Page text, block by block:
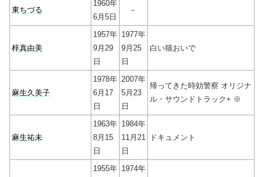
東ちづる
1960年
6月5日
－
梓真由美
1957年
9月29
日
1977年
9月25
日
白い猫おいで
麻生久美子
1978年
6月17
日
2007年
5月23
日
帰ってきた時効警察 オリジナ
ル・サウンドトラック+ ※
麻生祐未
1963年
8月15
日
1984年
11月21
日
ドキュメント
1955年 1974年